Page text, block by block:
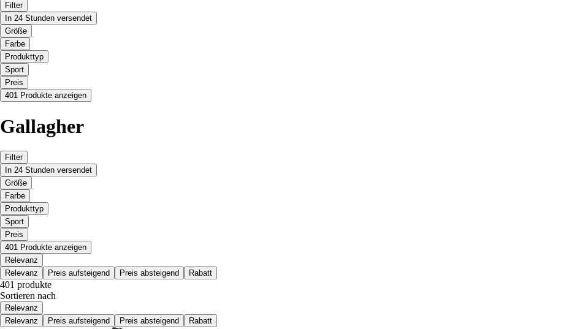
Filter
In 24 Stunden versendet
Größe
Farbe
Produkttyp
Sport
Preis
401 Produkte anzeigen
Gallagher
Filter
In 24 Stunden versendet
Größe
Farbe
Produkttyp
Sport
Preis
401 Produkte anzeigen
Relevanz
Relevanz
Preis aufsteigend Preis absteigend Rabatt
401 produkte
Sortieren nach
Relevanz
Relevanz
Preis aufsteigend Preis absteigend Rabatt